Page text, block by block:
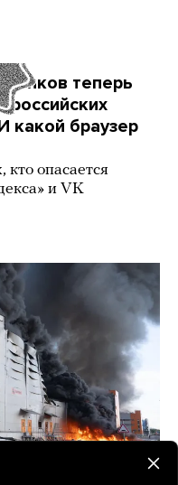
теперь
какой браузер
кто опасается
и VK